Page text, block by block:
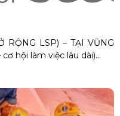
RỘNG LSP) – TẠI VŨNG
hội làm việc lâu dài)...